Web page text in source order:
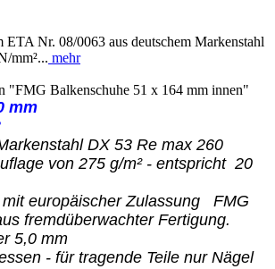
ETA Nr. 08/0063 aus deutschem Markenstahl
mm²... mehr
"FMG Balkenschuhe 51 x 164 mm innen"
mm
DX 53 Re max 260
von 275 g/m² - entspricht 20
europäischer Zulassung FMG
fremdüberwachter Fertigung.
5,0 mm
- für tragende Teile nur Nägel